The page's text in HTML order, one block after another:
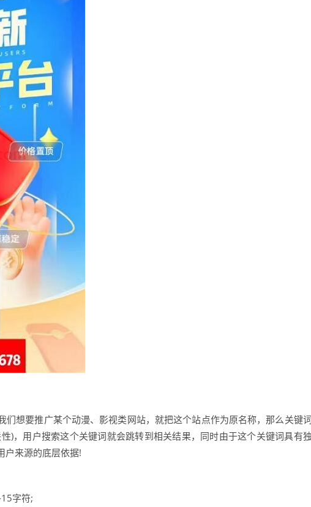
们想要推广某个动漫、影视类网站，就把这个站点作为原名称，那么关键
)，用户搜索这个关键词就会跳转到相关结果，同时由于这个关键词具有
户来源的底层依据!
字符;